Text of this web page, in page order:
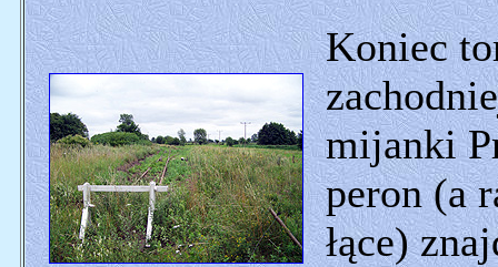
Koniec
mijanki
peron (a
łące)